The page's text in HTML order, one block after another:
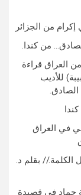
من الجزائر
من كندا.
العراق قراءة
للأديب
الصادق.
في العراق
الكلمة.// بقلم د.
حماد في قصيدة